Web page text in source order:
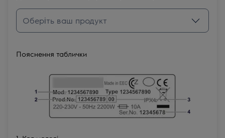
Пояснення таблички